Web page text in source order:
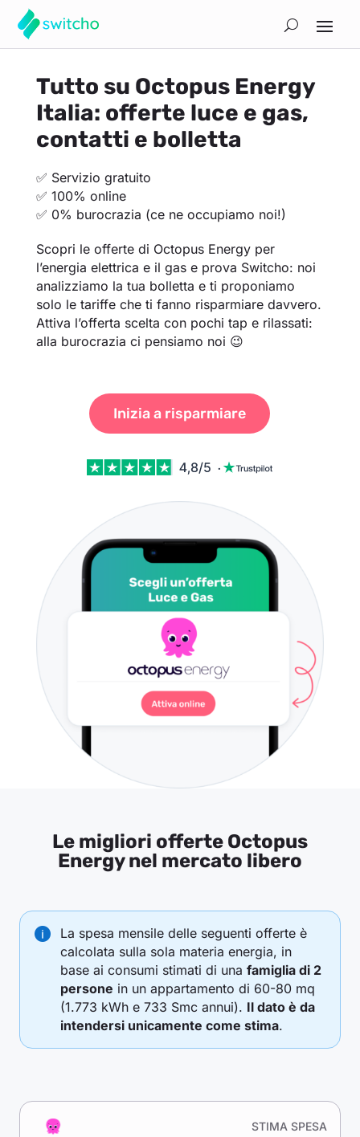
Tutto su Octopus Energy
Italia: offerte luce e gas,
contatti e bolletta
✅ Servizio gratuito
✅ 100% online
✅ 0% burocrazia (ce ne occupiamo noi!)
Scopri le offerte di Octopus Energy per
l’energia elettrica e il gas e prova Switcho: noi
analizziamo la tua bolletta e ti proponiamo
solo le tariffe che ti fanno risparmiare davvero.
Attiva l’offerta scelta con pochi tap e rilassati:
alla burocrazia ci pensiamo noi 😉
Inizia a risparmiare
Le migliori offerte Octopus
Energy nel mercato libero
La spesa mensile delle seguenti offerte è
calcolata sulla sola materia energia, in
base ai consumi stimati di una famiglia di 2
persone in un appartamento di 60-80 mq
(1.773 kWh e 733 Smc annui). Il dato è da
intendersi unicamente come stima.
STIMA SPESA